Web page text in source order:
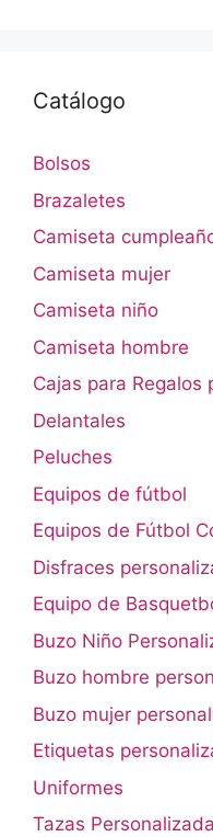
Catálogo
Bolsos
Brazaletes
Camiseta
Camiseta mujer
Camiseta niño
Camiseta hombre
Cajas para Regalos
Delantales
Peluches
Equipos de fútbol
Equipos de Fútbol
Disfraces
Equipo de
Buzo Niño
Buzo hombre
Buzo mujer
Etiquetas
Uniformes
Tazas